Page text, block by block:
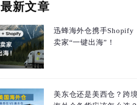
最新文章
迅蜂海外仓携手Shopify
卖家“一键出海”！
美东仓还是美西仓？跨